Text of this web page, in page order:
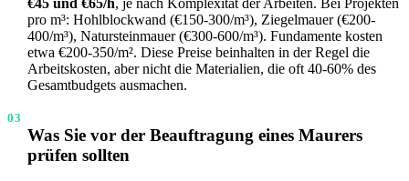
pro m³: Hohlblockwand (€150-300/m³), Ziegelmauer (€200-
400/m³), Natursteinmauer (€300-600/m³). Fundamente kosten
etwa €200-350/m². Diese Preise beinhalten in der Regel die
Arbeitskosten, aber nicht die Materialien, die oft 40-60% des
Gesamtbudgets ausmachen.
03
Was Sie vor der Beauftragung eines Maurers
prüfen sollten